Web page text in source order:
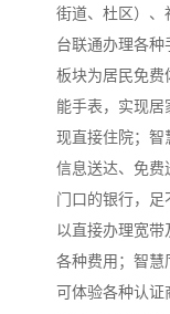
街道、杜区）、
台联通办理各
板块为居民免费
能手表，实现居
现直接住院；智
信息送达、免费
门口的银行，
以直接办理宽
各种费用；智慧
可体验各种认证